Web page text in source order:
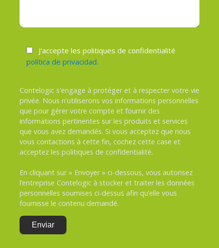
J'accepte les politiques de confidentialité
política de privacidad.
Contelogic s'engage à protéger et à respecter votre vie
privée. Nous n'utiliserons vos informations personnelles
que pour gérer votre compte et fournir des
informations pertinentes sur les produits et services
que vous avez demandés. Si vous acceptez que nous
vous contactions à cette fin, cochez cette case et
acceptez les politiques de confidentialité.
En cliquant sur « Envoyer » ci-dessous, vous autorisez
l’entreprise Contelogic à stocker et traiter les données
personnelles soumises ci-dessus afin qu’elle vous
fournisse le contenu demandé.